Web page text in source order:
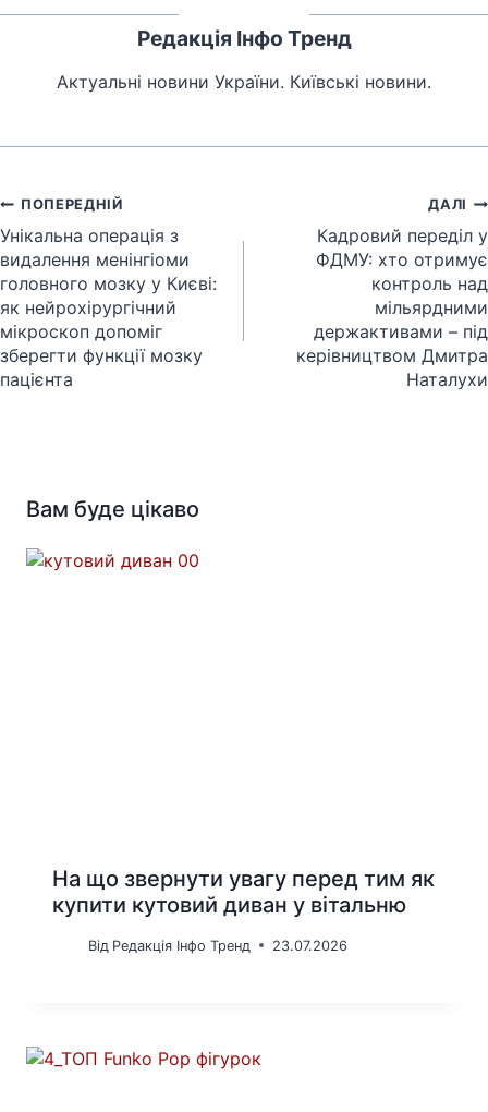
Редакція Інфо Тренд
Актуальні новини України. Київські новини.
Навігація
записів
ПОПЕРЕДНІЙ
Унікальна операція з
видалення менінгіоми
головного мозку у Києві:
як нейрохірургічний
мікроскоп допоміг
зберегти функції мозку
пацієнта
ДАЛІ
Кадровий переділ у
ФДМУ: хто отримує
контроль над
мільярдними
держактивами – під
керівництвом Дмитра
Наталухи
Вам буде цікаво
На що звернути увагу перед тим як
купити кутовий диван у вітальню
Від Редакція Інфо Тренд 23.07.2026